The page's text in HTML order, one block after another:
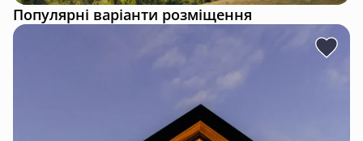
Сторінку не знайдено
Перейти на головну